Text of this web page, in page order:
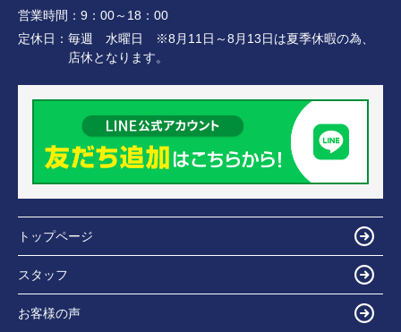
営業時間： 9：00～18：00
定休日： 毎週 水曜日 ※8月11日～8月13日は夏季休暇の為、
店休となります。
トップページ
スタッフ
お客様の声